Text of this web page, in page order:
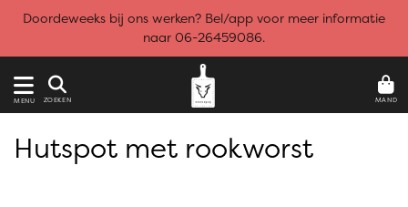
Doordeweeks bij ons werken? Bel/app voor meer informatie
naar 06-26459086.
MENU ZOEKEN MAND
Hutspot met rookworst